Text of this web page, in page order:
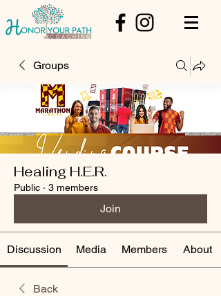
Groups
Healing H.E.R.
Public · 3 members
Join
Discussion Media Members About
Back